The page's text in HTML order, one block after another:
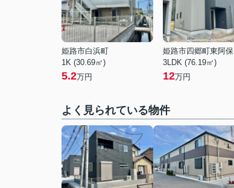
姫路市白浜町
1K (30.69㎡)
5.2万円
姫路市四郷町東阿保
3LDK (76.19㎡)
12万円
よく見られている物件